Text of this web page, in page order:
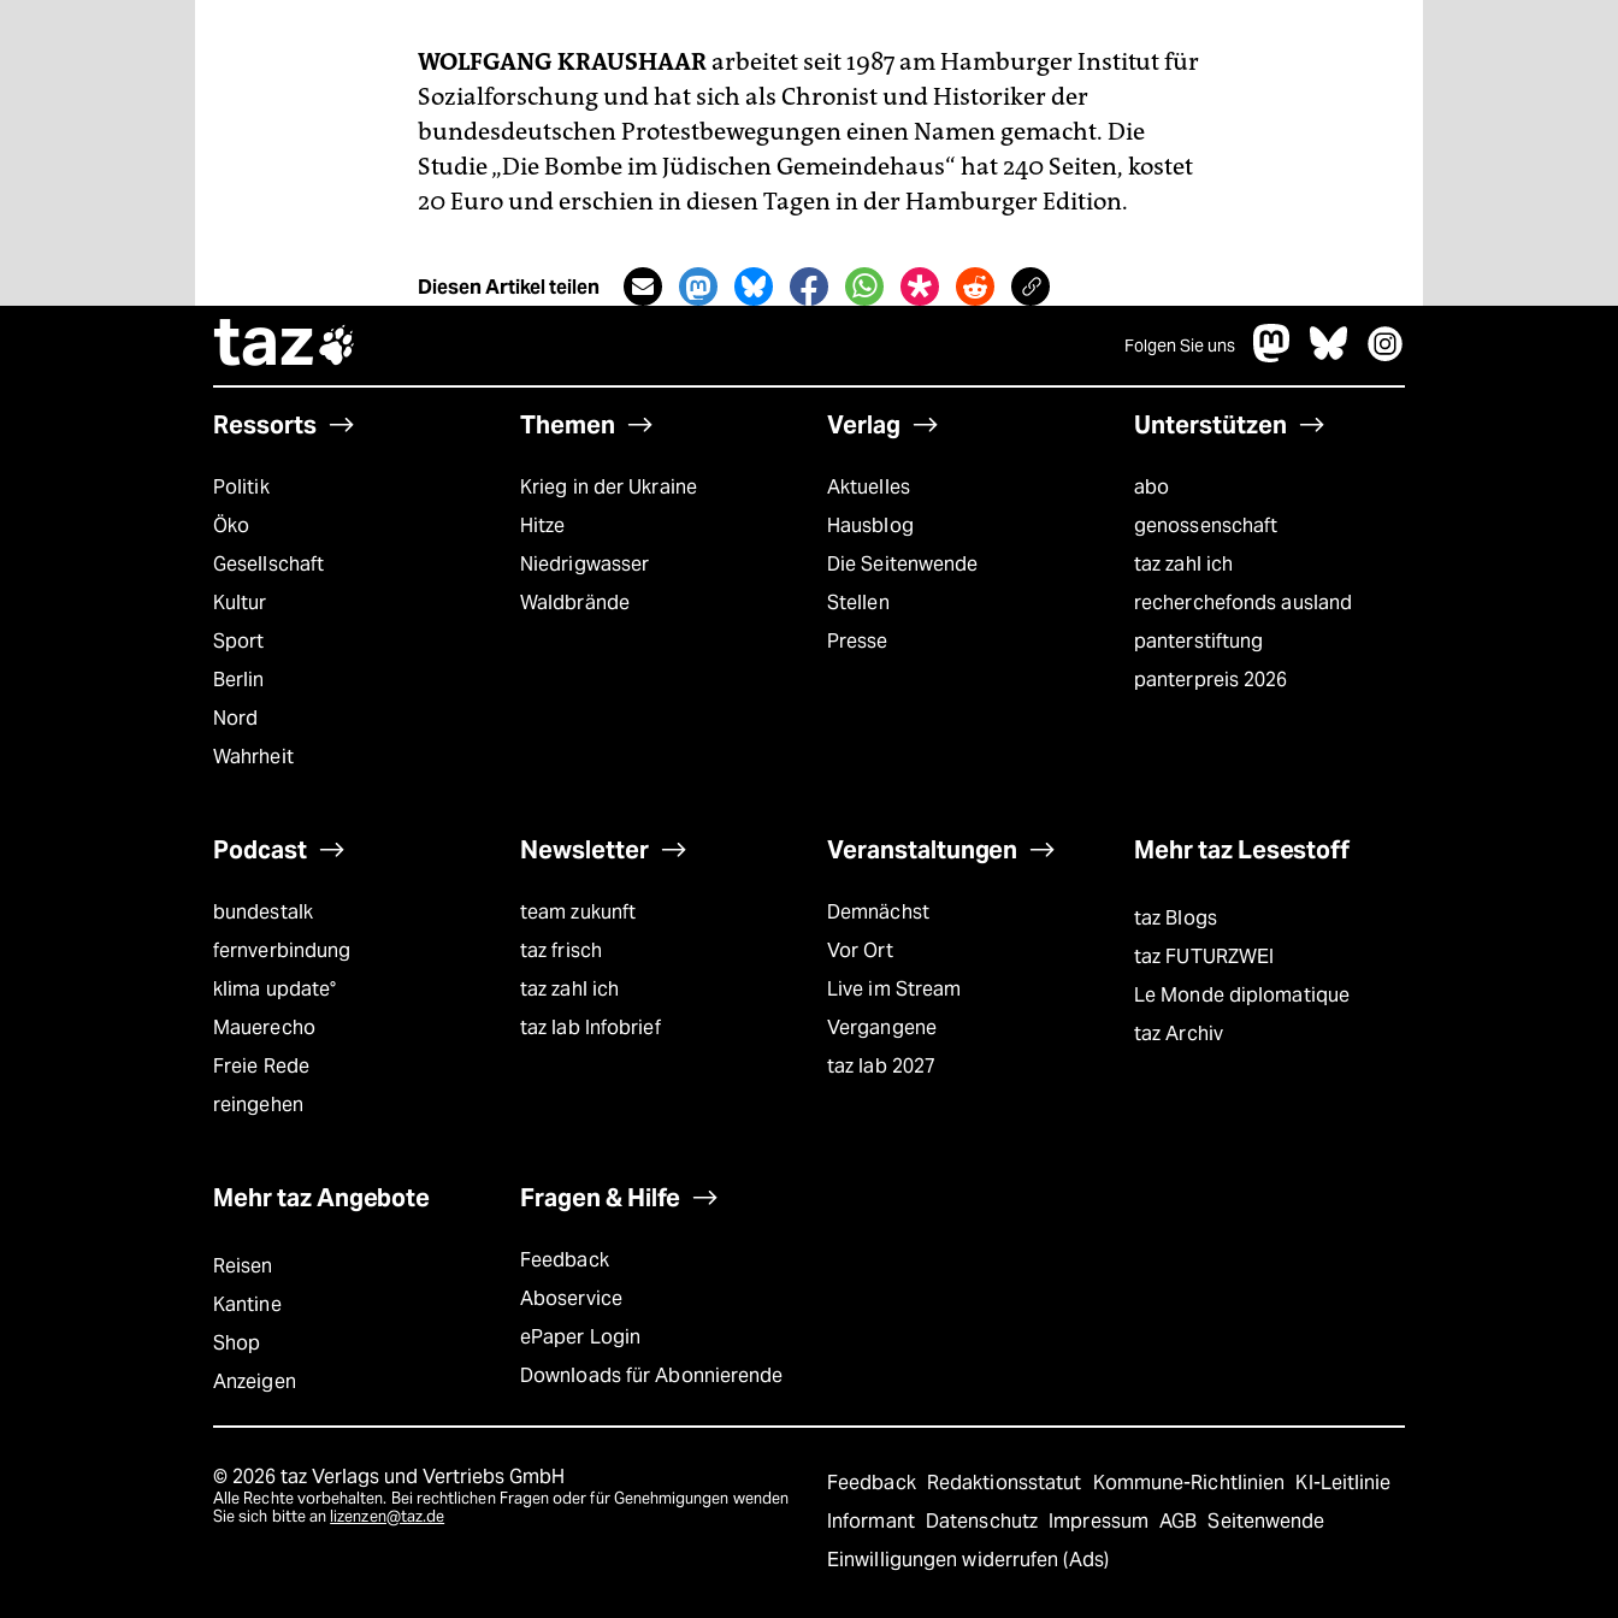
shop
fragen & hilfe
genossenschaft
WOLFGANG KRAUSHAARarbeitet seit 1987 am Hamburger Institut für
Sozialforschung und hat sich als Chronist und Historiker der
bundesdeutschen Protestbewegungen einen Namen gemacht. Die
Studie „Die Bombe im Jüdischen Gemeindehaus“ hat 240 Seiten, kostet
20 Euro und erschien in diesen Tagen in der Hamburger Edition.
Diesen Artikel teilen
taz Folgen Sie uns
Ressorts
Politik
Öko
Gesellschaft
Kultur
Sport
Berlin
Nord
Wahrheit
Themen
Krieg in der Ukraine
Hitze
Niedrigwasser
Waldbrände
Verlag
Aktuelles
Hausblog
Die Seitenwende
Stellen
Presse
Unterstützen
abo
genossenschaft
taz zahl ich
recherchefonds ausland
panterstiftung
panterpreis 2026
Podcast
bundestalk
fernverbindung
klima update°
Mauerecho
Freie Rede
reingehen
Newsletter
team zukunft
taz frisch
taz zahl ich
taz lab Infobrief
Veranstaltungen
Demnächst
Vor Ort
Live im Stream
Vergangene
taz lab 2027
Mehr taz Lesestoff
taz Blogs
taz FUTURZWEI
Le Monde diplomatique
taz Archiv
Mehr taz Angebote
Reisen
Kantine
Shop
Anzeigen
Fragen & Hilfe
Feedback
Aboservice
ePaper Login
Downloads für Abonnierende
© 2026 taz Verlags und Vertriebs GmbH
Alle Rechte vorbehalten. Bei rechtlichen Fragen oder für Genehmigungen wenden
Sie sich bitte an lizenzen@taz.de
Feedback Redaktionsstatut Kommune-Richtlinien KI-Leitlinie
Informant Datenschutz Impressum AGB Seitenwende
Einwilligungen widerrufen (Ads)